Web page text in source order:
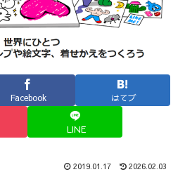
Facebook はてブ
LINE
2019.01.17 2026.02.03